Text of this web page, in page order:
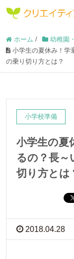
ホーム / 幼稚園
小学生の夏休み！学
の乗り切り方とは？
小学校準備
小学生の夏
るの？長～
切り方とは
2018.04.28